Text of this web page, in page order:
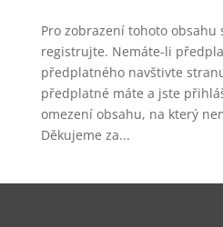
Pro zobrazení tohoto obsahu
registrujte. Nemáte-li
předplatného navštivte
předplatné máte a jste
omezení obsahu, na který
Děkujeme za...